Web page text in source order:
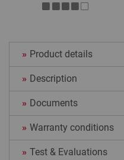
Product details
Description
Documents
Warranty conditions
Test & Evaluations